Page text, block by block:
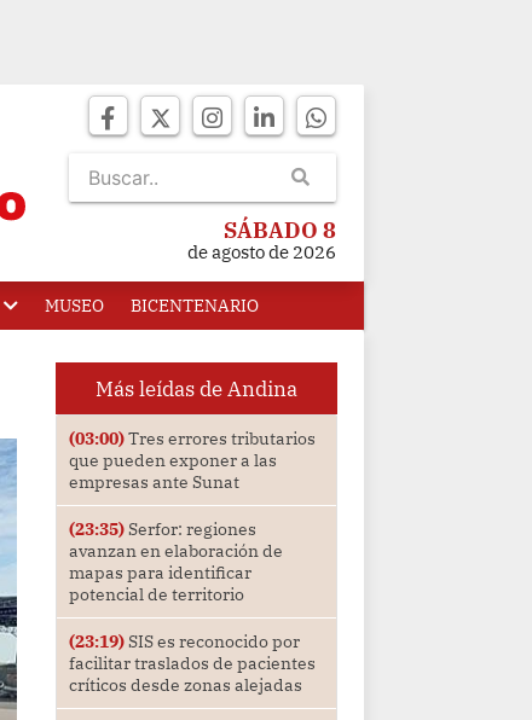
SÁBADO 8
de agosto de 2026
MUSEO BICENTENARIO
Más leídas de Andina
(03:00)Tres errores tributarios
que pueden exponer a las
empresas ante Sunat
(23:35)Serfor: regiones
avanzan en elaboración de
mapas para identificar
potencial de territorio
(23:19)SIS es reconocido por
facilitar traslados de pacientes
críticos desde zonas alejadas